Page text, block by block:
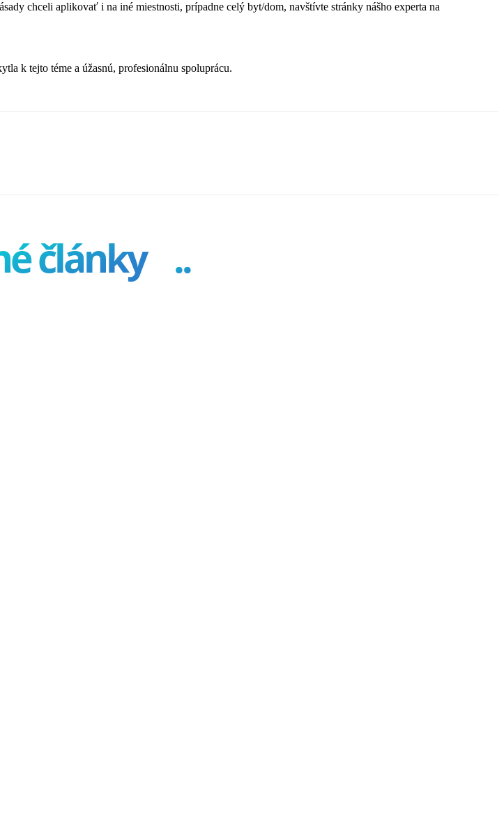
chceli aplikovať i na iné miestnosti, prípadne celý byt/dom, navštívte stránky nášho experta na
k tejto téme a úžasnú, profesionálnu spoluprácu.
články ..